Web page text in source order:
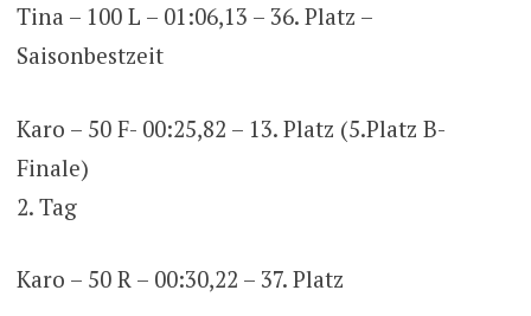
Tina – 100 L – 01:06,13 – 36. Platz –
Saisonbestzeit
Karo – 50 F- 00:25,82 – 13. Platz (5.Platz B-
Finale)
2. Tag
Karo – 50 R – 00:30,22 – 37. Platz